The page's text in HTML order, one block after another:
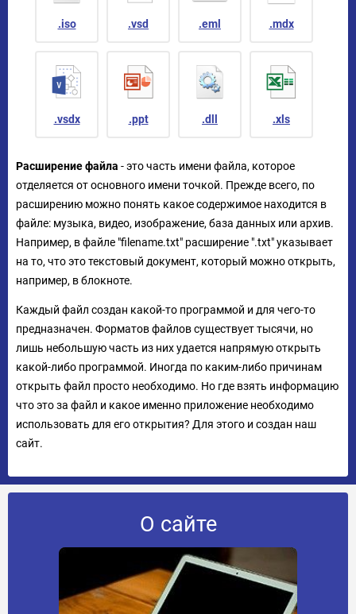
.iso .vsd .eml .mdx
.vsdx .ppt .dll .xls
Расширение файла - это часть имени файла, которое
отделяется от основного имени точкой. Прежде всего, по
расширению можно понять какое содержимое находится в
файле: музыка, видео, изображение, база данных или архив.
Например, в файле "filename.txt" расширение ".txt" указывает
на то, что это текстовый документ, который можно открыть,
например, в блокноте.
Каждый файл создан какой-то программой и для чего-то
предназначен. Форматов файлов существует тысячи, но
лишь небольшую часть из них удается напрямую открыть
какой-либо программой. Иногда по каким-либо причинам
открыть файл просто необходимо. Но где взять информацию
что это за файл и какое именно приложение необходимо
использовать для его открытия? Для этого и создан наш
сайт.
О сайте